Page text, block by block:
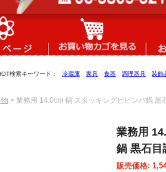
検索キーワード： 冷蔵庫 家具 食器 調理器具 装飾
> 業務用 14.0cm 鍋 スタッキングビビンバ鍋
業務用
鍋 黒石
販売価格: